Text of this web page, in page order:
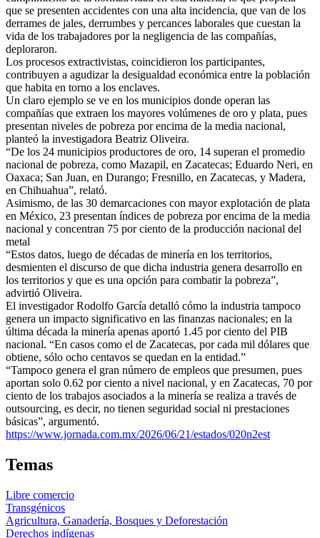
que se presenten accidentes con una alta incidencia, que van de los
derrames de jales, derrumbes y percances laborales que cuestan la
vida de los trabajadores por la negligencia de las compañías,
deploraron.
Los procesos extractivistas, coincidieron los participantes,
contribuyen a agudizar la desigualdad económica entre la población
que habita en torno a los enclaves.
Un claro ejemplo se ve en los municipios donde operan las
compañías que extraen los mayores volúmenes de oro y plata, pues
presentan niveles de pobreza por encima de la media nacional,
planteó la investigadora Beatriz Oliveira.
“De los 24 municipios productores de oro, 14 superan el promedio
nacional de pobreza, como Mazapil, en Zacatecas; Eduardo Neri, en
Oaxaca; San Juan, en Durango; Fresnillo, en Zacatecas, y Madera,
en Chihuahua”, relató.
Asimismo, de las 30 demarcaciones con mayor explotación de plata
en México, 23 presentan índices de pobreza por encima de la media
nacional y concentran 75 por ciento de la producción nacional del
metal
“Estos datos, luego de décadas de minería en los territorios,
desmienten el discurso de que dicha industria genera desarrollo en
los territorios y que es una opción para combatir la pobreza”,
advirtió Oliveira.
El investigador Rodolfo García detalló cómo la industria tampoco
genera un impacto significativo en las finanzas nacionales; en la
última década la minería apenas aportó 1.45 por ciento del PIB
nacional. “En casos como el de Zacatecas, por cada mil dólares que
obtiene, sólo ocho centavos se quedan en la entidad.”
“Tampoco genera el gran número de empleos que presumen, pues
aportan solo 0.62 por ciento a nivel nacional, y en Zacatecas, 70 por
ciento de los trabajos asociados a la minería se realiza a través de
outsourcing, es decir, no tienen seguridad social ni prestaciones
básicas”, argumentó.
https://www.jornada.com.mx/2026/06/21/estados/020n2est
Temas
Libre comercio
Transgénicos
Agricultura, Ganadería, Bosques y Deforestación
Derechos indígenas